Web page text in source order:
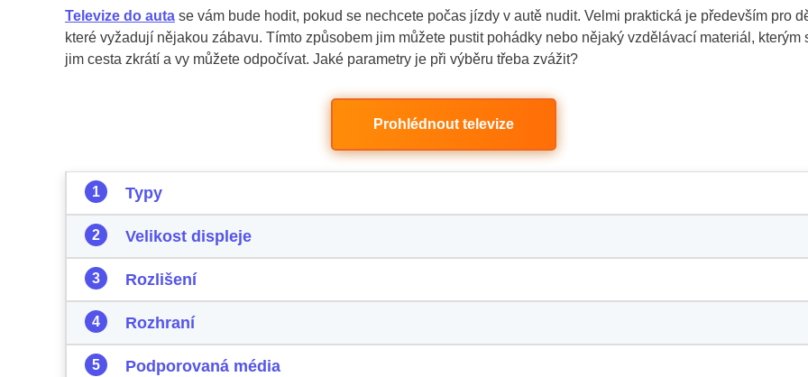
Televize do auta se vám bude hodit, pokud se nechcete počas jízdy v autě nudit. Velmi praktická je především pro
které vyžadují nějakou zábavu. Tímto způsobem jim můžete pustit pohádky nebo nějaký vzdělávací materiál, kterým
jim cesta zkrátí a vy můžete odpočívat. Jaké parametry je při výběru třeba zvážit?
Prohlédnout televize
Typy
Velikost displeje
Rozlišení
Rozhraní
Podporovaná média